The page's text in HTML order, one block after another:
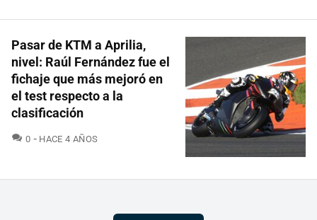
Pasar de KTM a Aprilia,
nivel: Raúl Fernández fue el
fichaje que más mejoró en
el test respecto a la
clasificación
0 COMENTARIOS
HACE 4 AÑOS